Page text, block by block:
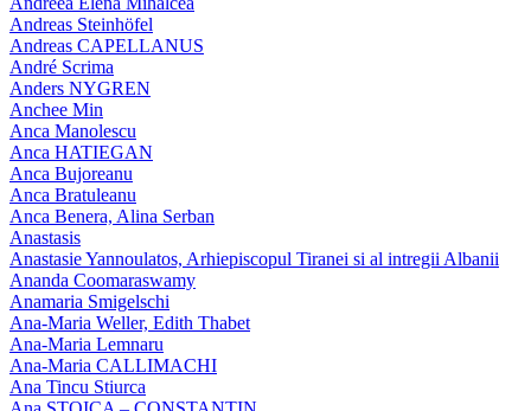
Andreas Steinhöfel
Andreas CAPELLANUS
André Scrima
Anders NYGREN
Anchee Min
Anca Manolescu
Anca HATIEGAN
Anca Bujoreanu
Anca Bratuleanu
Anca Benera, Alina Serban
Anastasis
Anastasie Yannoulatos, Arhiepiscopul Tiranei si al intregii Albanii
Ananda Coomaraswamy
Anamaria Smigelschi
Ana-Maria Weller, Edith Thabet
Ana-Maria Lemnaru
Ana-Maria CALLIMACHI
Ana Tincu Stiurca